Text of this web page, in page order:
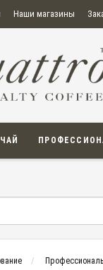
Наши магазины
данных
ЧАЙ